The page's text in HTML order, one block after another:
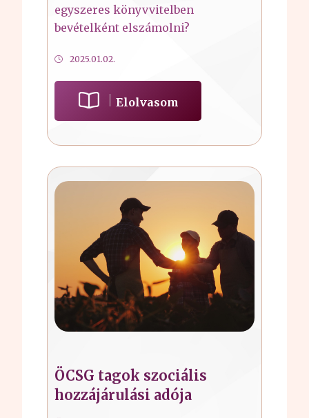
egyszeres könyvvitelben
bevételként elszámolni?
2025.01.02.
Elolvasom
ÖCSG tagok szociális
hozzájárulási adója